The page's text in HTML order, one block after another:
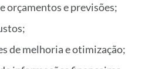
orçamentos e previsões;
de melhoria e otimização;